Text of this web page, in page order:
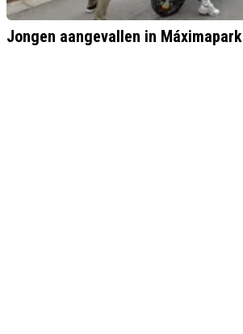
Jongen aangevallen in Máximapark